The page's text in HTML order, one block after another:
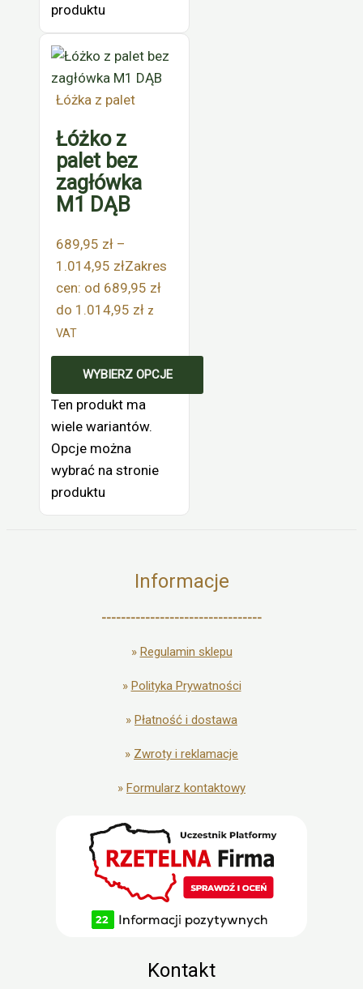
produktu
Łóżka z palet
Łóżko z
palet bez
zagłówka
M1 DĄB
689,95 zł –
1.014,95 złZakres
cen: od 689,95 zł
do 1.014,95 zł z
VAT
WYBIERZ OPCJE
Ten produkt ma
wiele wariantów.
Opcje można
wybrać na stronie
produktu
Informacje
---------------------------------
» Regulamin sklepu
» Polityka Prywatności
» Płatność i dostawa
» Zwroty i reklamacje
» Formularz kontaktowy
Kontakt